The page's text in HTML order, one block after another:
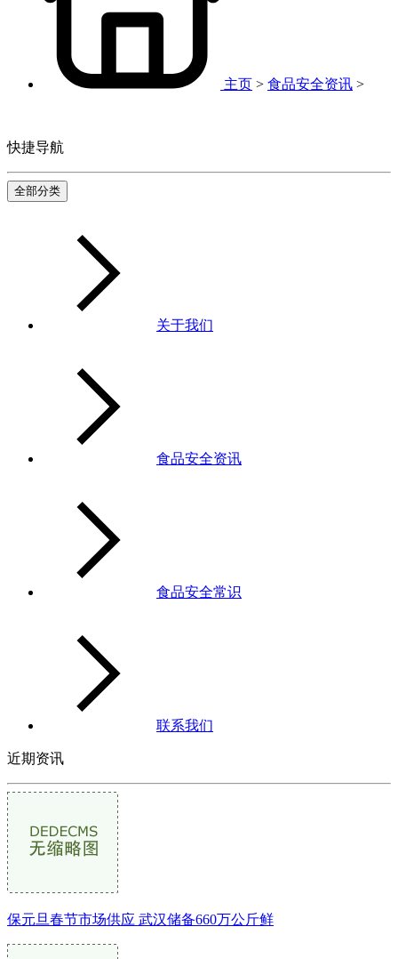
主页 > 食品安全资讯 >
快捷导航
全部分类
关于我们
食品安全资讯
食品安全常识
联系我们
近期资讯
保元旦春节市场供应 武汉储备660万公斤鲜